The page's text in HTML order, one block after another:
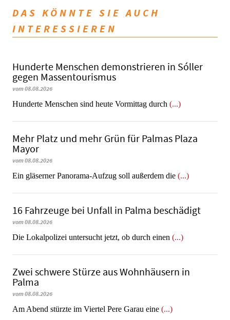
DAS KÖNNTE SIE AUCH
INTERESSIEREN
Hunderte Menschen demonstrieren in Sóller
gegen Massentourismus
vom 08.08.2026
Hunderte Menschen sind heute Vormittag durch (...)
Mehr Platz und mehr Grün für Palmas Plaza
Mayor
vom 08.08.2026
Ein gläserner Panorama-Aufzug soll außerdem die (...)
16 Fahrzeuge bei Unfall in Palma beschädigt
vom 08.08.2026
Die Lokalpolizei untersucht jetzt, ob durch einen (...)
Zwei schwere Stürze aus Wohnhäusern in
Palma
vom 08.08.2026
Am Abend stürzte im Viertel Pere Garau eine (...)